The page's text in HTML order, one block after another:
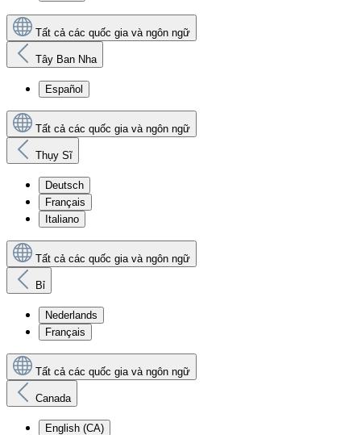
Tất cả các quốc gia và ngôn ngữ
Tây Ban Nha
Español
Tất cả các quốc gia và ngôn ngữ
Thụy Sĩ
Deutsch
Français
Italiano
Tất cả các quốc gia và ngôn ngữ
Bỉ
Nederlands
Français
Tất cả các quốc gia và ngôn ngữ
Canada
English (CA)